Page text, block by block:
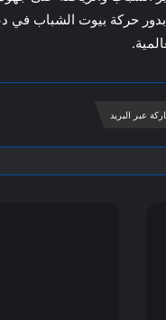
حركة بيوت الشباب في
عبر البريد